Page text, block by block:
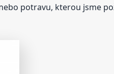
potravu, kterou jsme